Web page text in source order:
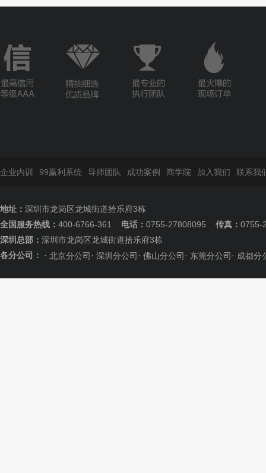
企业内训 99赢利系统 导师团队 成功案例 商学院 加入我们 联系我
地址： 深圳市龙岗区龙城街道拾乐府3栋
全国服务热线： 400-6766-361 电话： 0755-27808095 传真： 0755-
深圳总部： 深圳市龙岗区龙城街道拾乐府3栋
各分公司：
· 北京分公司 · 深圳分公司 · 佛山分公司 · 东莞分公司 · 成都分